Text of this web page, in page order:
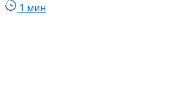
1 мин